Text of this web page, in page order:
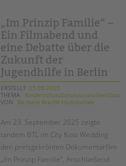
„Im Prinzip Familie“ –
Ein Filmabend und
eine Debatte über die
Zukunft der
Jugendhilfe in Berlin
ERSTELLT 25.09.2025
THEMA
VON
Barbara Brecht-Hadraschek
Am 23. September 2025 zeigte
tandem BTL im City Kino Wedding
den preisgekrönten Dokumentarfilm
„Im Prinzip Familie“. Anschließend